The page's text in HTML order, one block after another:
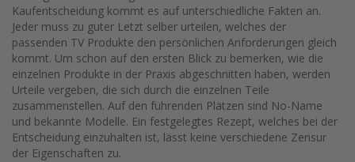
Kaufentscheidung kommt es auf unterschiedliche Fakten an.
Jeder muss zu guter Letzt selber urteilen, welches der
passenden TV Produkte den persönlichen Anforderungen gleich
kommt. Um schon auf den ersten Blick zu bemerken, wie die
einzelnen Produkte in der Praxis abgeschnitten haben, werden
Urteile vergeben, die sich durch die einzelnen Teile
zusammenstellen. Auf den führenden Plätzen sind No-Name
und bekannte Modelle. Ein festgelegtes Rezept, welches bei der
Entscheidung einzuhalten ist, lässt keine verschiedene Zensur
der Eigenschaften zu.